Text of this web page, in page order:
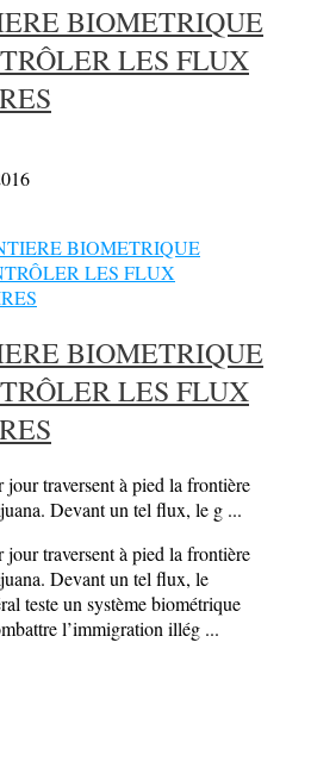
BIOMETRIQUE
LES FLUX
BIOMETRIQUE
LES FLUX
jour traversent à pied la frontière
Devant un tel flux, le g ...
jour traversent à pied la frontière
Devant un tel flux, le
teste un système biométrique
l’immigration illég ...